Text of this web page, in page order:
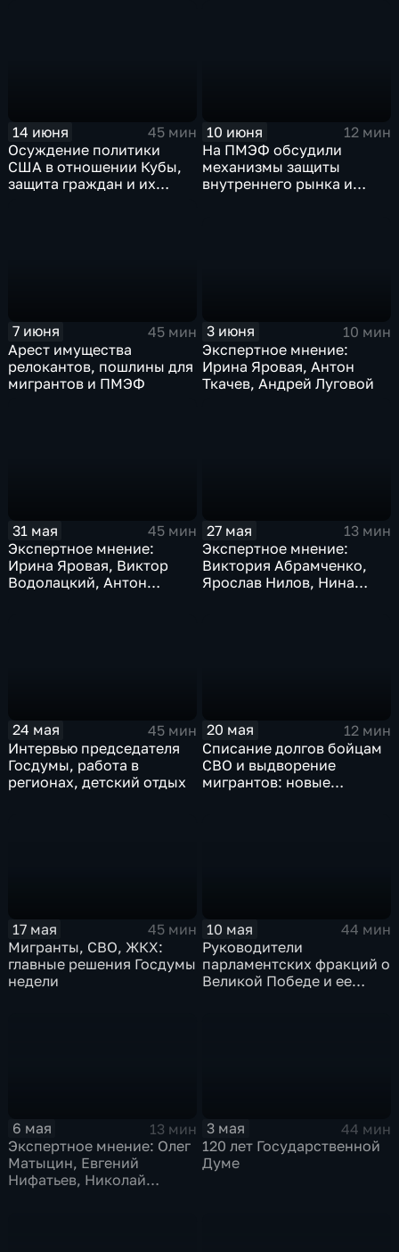
14 июня
45 мин
Осуждение политики
США в отношении Кубы,
защита граждан и их
10 июня
12 мин
На ПМЭФ обсудили
механизмы защиты
внутреннего рынка и
7 июня
45 мин
Арест имущества
релокантов, пошлины для
мигрантов и ПМЭФ
3 июня
10 мин
Экспертное мнение:
Ирина Яровая, Антон
Ткачев, Андрей Луговой
31 мая
45 мин
Экспертное мнение:
Ирина Яровая, Виктор
Водолацкий, Антон
27 мая
13 мин
Экспертное мнение:
Виктория Абрамченко,
Ярослав Нилов, Нина
24 мая
45 мин
Интервью председателя
Госдумы, работа в
регионах, детский отдых
20 мая
12 мин
Списание долгов бойцам
СВО и выдворение
мигрантов: новые
17 мая
45 мин
Мигранты, СВО, ЖКХ:
главные решения Госдумы
недели
10 мая
44 мин
Руководители
парламентских фракций о
Великой Победе и ее
6 мая
13 мин
Экспертное мнение: Олег
Матыцин, Евгений
Нифатьев, Николай
3 мая
44 мин
120 лет Государственной
Думе